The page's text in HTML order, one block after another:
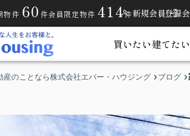
物件 60 件会員限定物件 414件新規会員登録
買いたい建てたい
のことなら株式会社エバー・ハウジング ブログ